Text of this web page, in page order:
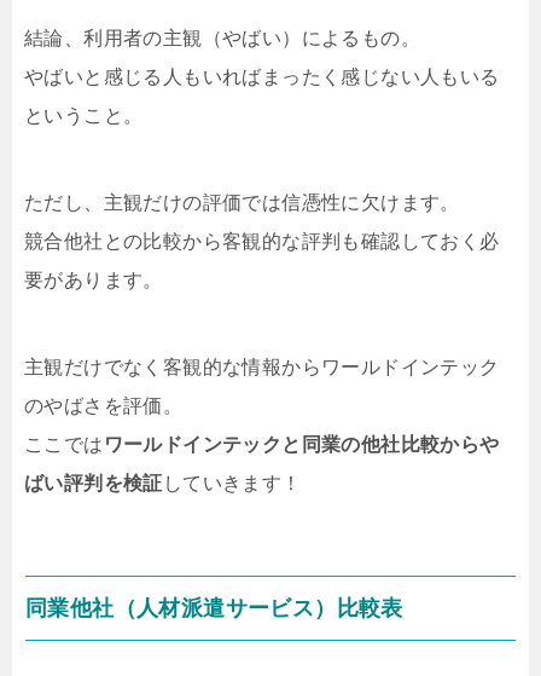
結論、利用者の主観（やばい）によるもの。
やばいと感じる人もいればまったく感じない人もいる
ということ。
ただし、主観だけの評価では信憑性に欠けます。
競合他社との比較から客観的な評判も確認しておく必
要があります。
主観だけでなく客観的な情報からワールドインテック
のやばさを評価。
ここでは ワールドインテックと同業の他社比較からや
ばい評判を検証 していきます！
同業他社（人材派遣サービス）比較表